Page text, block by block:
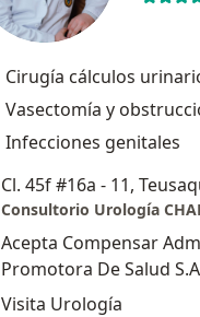
Cirugía cálculos
Vasectomía y
Infecciones genitales
Consultorio Urología
Acepta Compensar
Promotora De Salud
Visita Urología